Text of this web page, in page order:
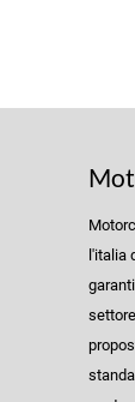
l'italia